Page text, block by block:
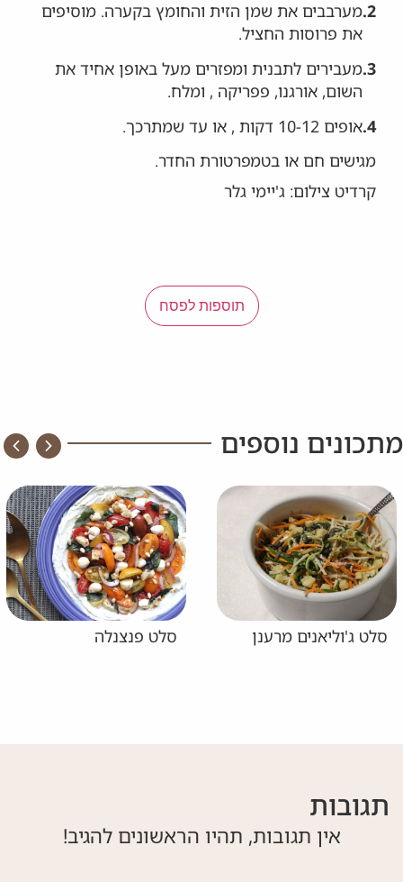
2. מערבבים את שמן הזית והחומץ בקערה. מוסיפים
את פרוסות החציל.
3. מעבירים לתבנית ומפזרים מעל באופן אחיד את
השום, אורגנו, פפריקה , ומלח.
4. אופים 10-12 דקות , או עד שמתרכך.
מגישים חם או בטמפרטורת החדר.
קרדיט צילום: ג'יימי גלר
תוספות לפסח
מתכונים נוספים
סלט ג'וליאנים מרענן סלט פנצנלה
תגובות
אין תגובות, תהיו הראשונים להגיב!